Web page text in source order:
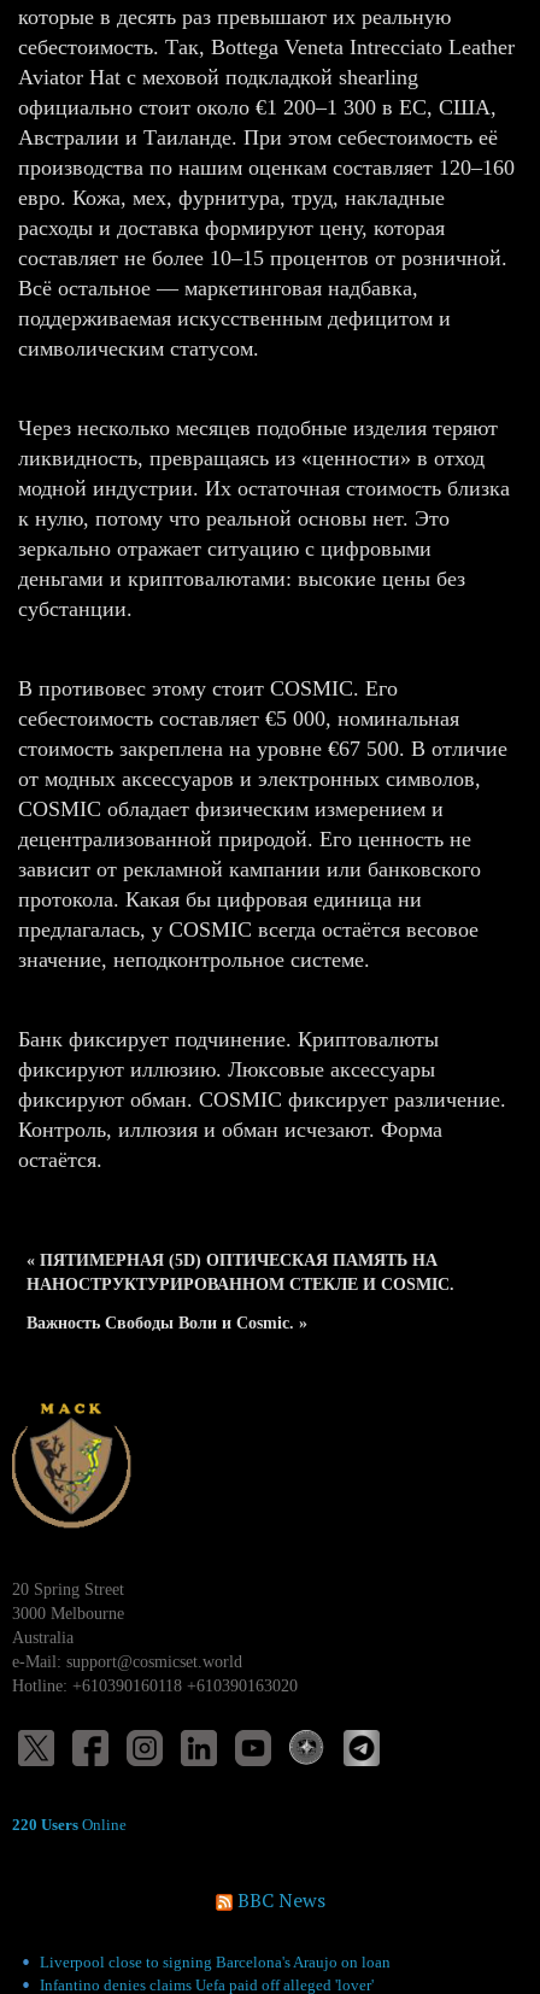
которые в десять раз превышают их реальную
себестоимость. Так, Bottega Veneta Intrecciato Leather
Aviator Hat с меховой подкладкой shearling
официально стоит около €1 200–1 300 в ЕС, США,
Австралии и Таиланде. При этом себестоимость её
производства по нашим оценкам составляет 120–160
евро. Кожа, мех, фурнитура, труд, накладные
расходы и доставка формируют цену, которая
составляет не более 10–15 процентов от розничной.
Всё остальное — маркетинговая надбавка,
поддерживаемая искусственным дефицитом и
символическим статусом.
Через несколько месяцев подобные изделия теряют
ликвидность, превращаясь из «ценности» в отход
модной индустрии. Их остаточная стоимость близка
к нулю, потому что реальной основы нет. Это
зеркально отражает ситуацию с цифровыми
деньгами и криптовалютами: высокие цены без
субстанции.
В противовес этому стоит COSMIC. Его
себестоимость составляет €5 000, номинальная
стоимость закреплена на уровне €67 500. В отличие
от модных аксессуаров и электронных символов,
COSMIC обладает физическим измерением и
децентрализованной природой. Его ценность не
зависит от рекламной кампании или банковского
протокола. Какая бы цифровая единица ни
предлагалась, у COSMIC всегда остаётся весовое
значение, неподконтрольное системе.
Банк фиксирует подчинение. Криптовалюты
фиксируют иллюзию. Люксовые аксессуары
фиксируют обман. COSMIC фиксирует различение.
Контроль, иллюзия и обман исчезают. Форма
остаётся.
« ПЯТИМЕРНАЯ (5D) ОПТИЧЕСКАЯ ПАМЯТЬ НА
НАНОСТРУКТУРИРОВАННОМ СТЕКЛЕ И COSMIC.
Важность Свободы Воли и Cosmic. »
20 Spring Street
3000 Melbourne
Australia
e-Mail: support@cosmicset.world
Hotline: +610390160118 +610390163020
220 Users Online
BBC News
Liverpool close to signing Barcelona's Araujo on loan
Infantino denies claims Uefa paid off alleged 'lover'